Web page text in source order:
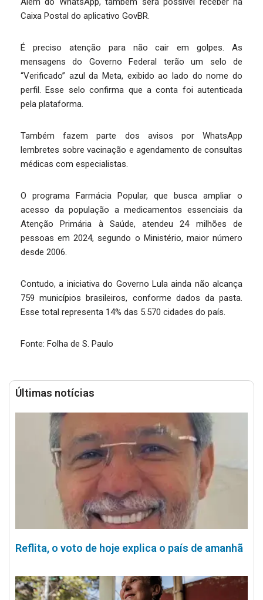
Caixa Postal do aplicativo GovBR.
É preciso atenção para não cair em golpes. As
mensagens do Governo Federal terão um selo de
“Verificado” azul da Meta, exibido ao lado do nome do
perfil. Esse selo confirma que a conta foi autenticada
pela plataforma.
Também fazem parte dos avisos por WhatsApp
lembretes sobre vacinação e agendamento de consultas
médicas com especialistas.
O programa Farmácia Popular, que busca ampliar o
acesso da população a medicamentos essenciais da
Atenção Primária à Saúde, atendeu 24 milhões de
pessoas em 2024, segundo o Ministério, maior número
desde 2006.
Contudo, a iniciativa do Governo Lula ainda não alcança
759 municípios brasileiros, conforme dados da pasta.
Esse total representa 14% das 5.570 cidades do país.
Fonte: Folha de S. Paulo
Últimas notícias
Reflita, o voto de hoje explica o país de amanhã